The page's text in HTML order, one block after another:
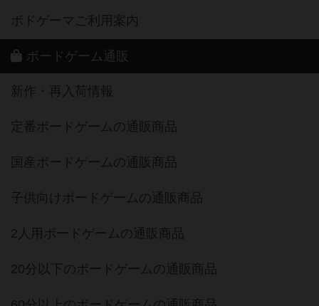
ボドゲーマご利用案内
ボードゲーム通販
新作・再入荷情報
定番ボードゲームの通販商品
国産ボードゲームの通販商品
子供向けボードゲームの通販商品
2人用ボードゲームの通販商品
20分以下のボードゲームの通販商品